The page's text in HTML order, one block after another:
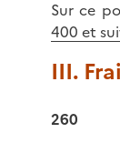
Sur ce
400 et
III.
260